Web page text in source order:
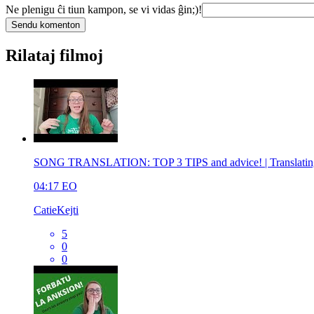
Ne plenigu ĉi tiun kampon, se vi vidas ĝin;)!
Rilataj filmoj
SONG TRANSLATION: TOP 3 TIPS and advice! |
04:17 EO
CatieKejti
5
0
0